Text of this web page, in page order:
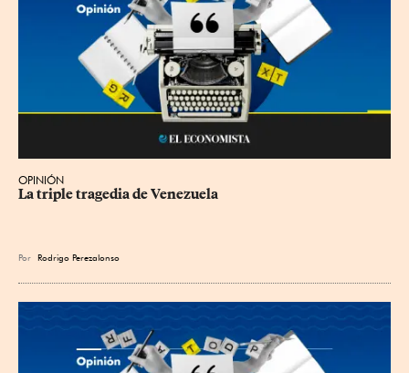
OPINIÓN
La triple tragedia de Venezuela
Por Rodrigo Perezalonso